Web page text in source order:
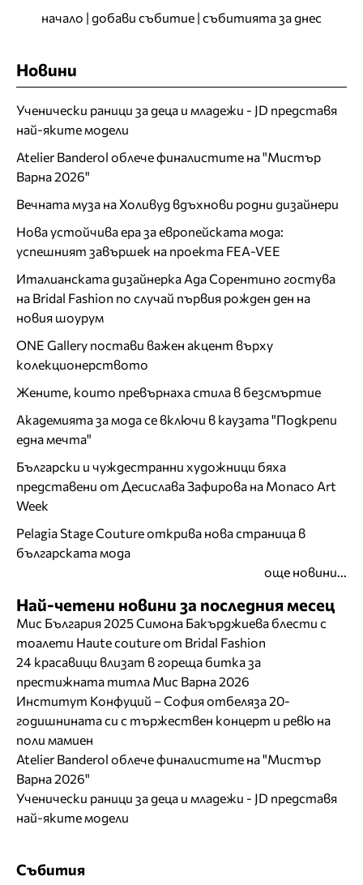
начало | добави събитие | събитията за днес
Новини
Ученически раници за деца и младежи - JD представя
най-яките модели
Atelier Banderol облече финалистите на "Мистър
Варна 2026"
Вечната муза на Холивуд вдъхнови родни дизайнери
Нова устойчива ера за европейската мода:
успешният завършек на проекта FEA-VEE
Италианската дизайнерка Ада Сорентино гостува
на Bridal Fashion по случай първия рожден ден на
новия шоурум
ONE Gallery постави важен акцент върху
колекционерството
Жените, които превърнаха стила в безсмъртие
Академията за мода се включи в каузата "Подкрепи
една мечта"
Български и чуждестранни художници бяха
представени от Десислава Зафирова на Monaco Art
Week
Pelagia Stage Couture открива нова страница в
българската мода
още новини...
Най-четени новини за последния месец
Мис България 2025 Симона Бакърджиева блести с
тоалети Haute couture от Bridal Fashion
24 красавици влизат в гореща битка за
престижната титла Мис Варна 2026
Институт Конфуций – София отбеляза 20-
годишнината си с тържествен концерт и ревю на
поли мамиен
Atelier Banderol облече финалистите на "Мистър
Варна 2026"
Ученически раници за деца и младежи - JD представя
най-яките модели
Събития